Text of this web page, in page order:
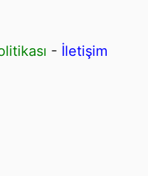
- İletişim